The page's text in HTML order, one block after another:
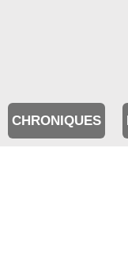
CHRONIQUES